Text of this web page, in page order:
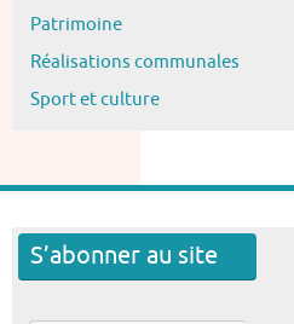
Patrimoine
Réalisations communales
Sport et culture
S’abonner au site